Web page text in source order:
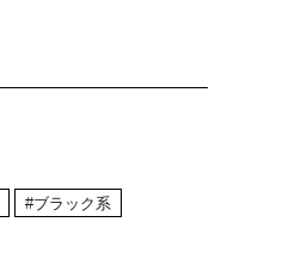
#ブラック系